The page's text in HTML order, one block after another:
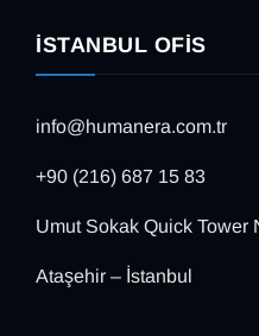
İSTANBUL OFIS
info@humanera.com.tr
+90 (216) 687 15 83
Umut Sokak Quick Tower
Ataşehir – İstanbul